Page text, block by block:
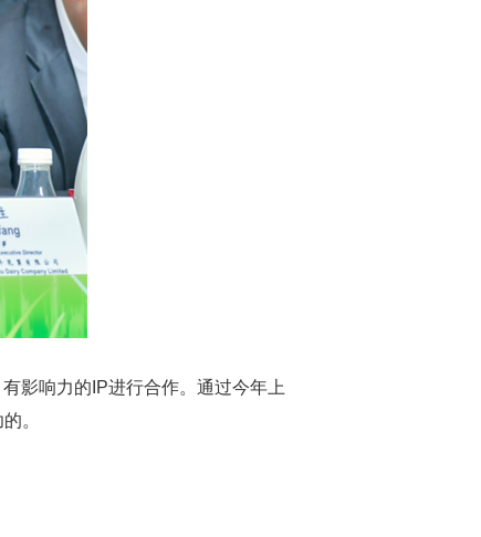
影响力的IP进行合作。通过今年上
。